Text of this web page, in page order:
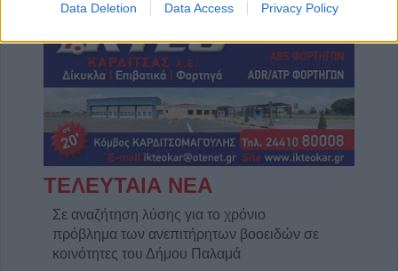
Data Deletion Data Access Privacy Policy
ΤΕΛΕΥΤΑΙΑ ΝΕΑ
Σε αναζήτηση λύσης για το χρόνιο
πρόβλημα των ανεπιτήρητων βοοειδών σε
κοινότητες του Δήμου Παλαμά